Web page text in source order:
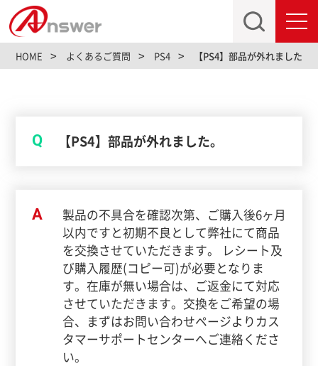
HOME よくあるご質問 PS4 【PS4】部品が外れました。
Q 【PS4】部品が外れました。
A
製品の不具合を確認次第、ご購入後6ヶ月
以内ですと初期不良として弊社にて商品
を交換させていただきます。 レシート及
び購入履歴(コピー可)が必要となりま
す。在庫が無い場合は、ご返金にて対応
させていただきます。交換をご希望の場
合、まずはお問い合わせページよりカス
タマーサポートセンターへご連絡くださ
い。